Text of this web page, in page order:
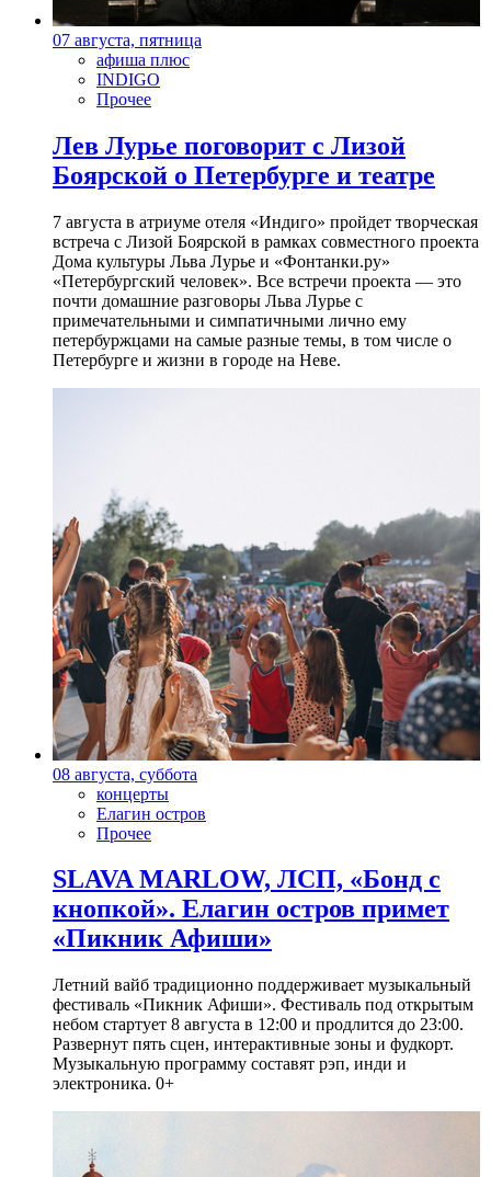
07 августа, пятница
афиша плюс
INDIGO
Прочее
Лев Лурье поговорит с Лизой
Боярской о Петербурге и театре
7 августа в атриуме отеля «Индиго» пройдет творческая
встреча с Лизой Боярской в рамках совместного проекта
Дома культуры Льва Лурье и «Фонтанки.ру»
«Петербургский человек». Все встречи проекта — это
почти домашние разговоры Льва Лурье с
примечательными и симпатичными лично ему
петербуржцами на самые разные темы, в том числе о
Петербурге и жизни в городе на Неве.
08 августа, суббота
концерты
Елагин остров
Прочее
SLAVA MARLOW, ЛСП, «Бонд с
кнопкой». Елагин остров примет
«Пикник Афиши»
Летний вайб традиционно поддерживает музыкальный
фестиваль «Пикник Афиши». Фестиваль под открытым
небом стартует 8 августа в 12:00 и продлится до 23:00.
Развернут пять сцен, интерактивные зоны и фудкорт.
Музыкальную программу составят рэп, инди и
электроника. 0+